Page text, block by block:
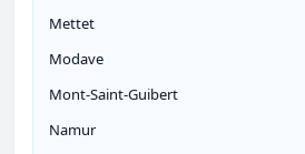
Mettet
Modave
Mont-Saint-Guibert
Namur